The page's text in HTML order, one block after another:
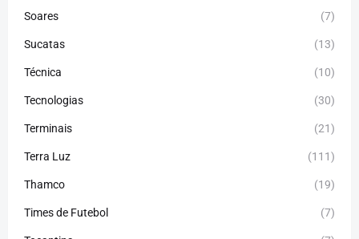
Soares (7)
Sucatas (13)
Técnica (10)
Tecnologias (30)
Terminais (21)
Terra Luz (111)
Thamco (19)
Times de Futebol (7)